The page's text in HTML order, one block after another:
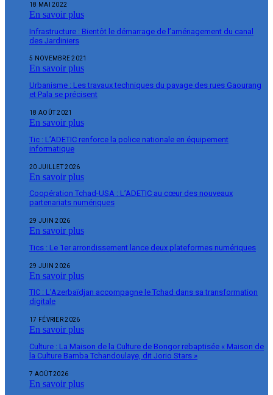
18 MAI 2022
En savoir plus
Infrastructure : Bientôt le démarrage de l’aménagement du canal
des Jardiniers
5 NOVEMBRE 2021
En savoir plus
Urbanisme : Les travaux techniques du pavage des rues Gaourang
et Pala se précisent
18 AOÛT 2021
En savoir plus
Tic : L’ADETIC renforce la police nationale en équipement
informatique
20 JUILLET 2026
En savoir plus
Coopération Tchad-USA : L’ADETIC au cœur des nouveaux
partenariats numériques
29 JUIN 2026
En savoir plus
Tics : Le 1er arrondissement lance deux plateformes numériques
29 JUIN 2026
En savoir plus
TIC : L’Azerbaïdjan accompagne le Tchad dans sa transformation
digitale
17 FÉVRIER 2026
En savoir plus
Culture : La Maison de la Culture de Bongor rebaptisée « Maison de
la Culture Bamba Tchandoulaye, dit Jorio Stars »
7 AOÛT 2026
En savoir plus